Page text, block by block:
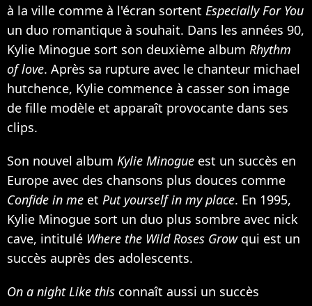
à la ville comme à l'écran sortent Especially For You
un duo romantique à souhait. Dans les années 90,
Kylie Minogue sort son deuxième album Rhythm
of love. Après sa rupture avec le chanteur michael
hutchence, Kylie commence à casser son image
de fille modèle et apparaît provocante dans ses
clips.
Son nouvel album Kylie Minogue est un succès en
Europe avec des chansons plus douces comme
Confide in me et Put yourself in my place. En 1995,
Kylie Minogue sort un duo plus sombre avec nick
cave, intitulé Where the Wild Roses Growqui est un
succès auprès des adolescents.
On a night Like this connaît aussi un succès